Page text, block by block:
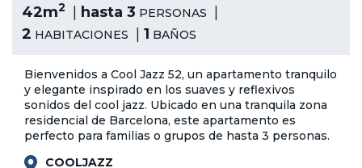
42m2 hasta 3 PERSONAS
2 HABITACIONES 1 BAÑOS
Bienvenidos a Cool Jazz 52, un apartamento tranquilo
y elegante inspirado en los suaves y reflexivos
sonidos del cool jazz. Ubicado en una tranquila zona
residencial de Barcelona, este apartamento es
perfecto para familias o grupos de hasta 3 personas.
COOLJAZZ